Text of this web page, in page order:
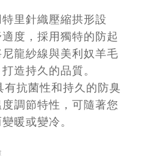
里針織壓縮拱形設
度，採用獨特的防起
龍紗線與美利奴羊毛
造持久的品質。
抗菌性和持久的防臭
調節特性，可隨著您
暖或變冷。